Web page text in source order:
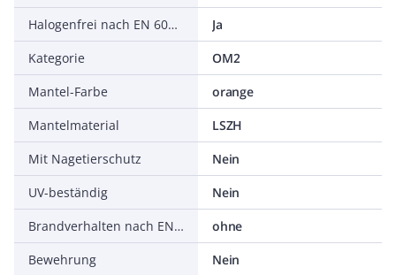
Halogenfrei nach EN 60754-1/2
Ja
Kategorie
OM2
Mantel-Farbe
orange
Mantelmaterial
LSZH
Mit Nagetierschutz
Nein
UV-beständig
Nein
Brandverhalten nach EN 13501-6: Abtropfverhalten
ohne
Bewehrung
Nein